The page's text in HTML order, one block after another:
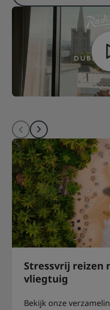
Stressvrij reizen
vliegtuig
Bekijk onze